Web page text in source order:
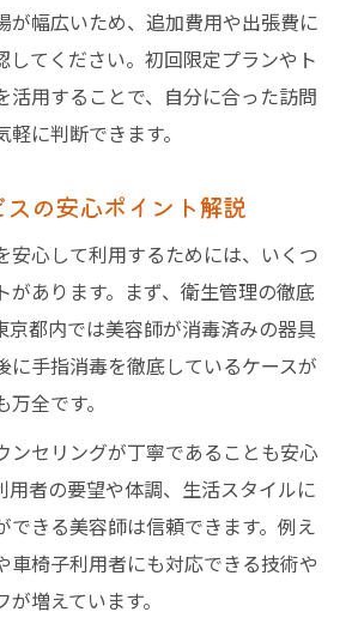
が幅広いため、追加費用や出張費に
してください。初回限定プランやト
活用することで、自分に合った訪問
に判断できます。
の安心ポイント解説
安心して利用するためには、いくつ
があります。まず、衛生管理の徹底
京都内では美容師が消毒済みの器具
に手指消毒を徹底しているケースが
全です。
ンセリングが丁寧であることも安心
用者の要望や体調、生活スタイルに
できる美容師は信頼できます。例え
車椅子利用者にも対応できる技術や
増えています。